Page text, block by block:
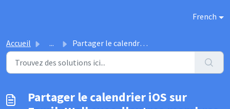
French
Accueil ... Partager le calendrier iOS sur FamilyWall avec d'autr...
Partager le calendrier iOS sur